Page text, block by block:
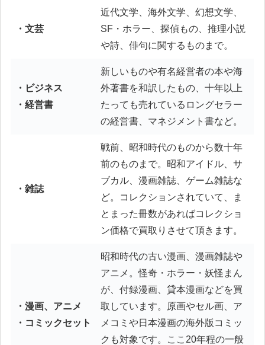
・文芸
近代文学、海外文学、幻想文学、
SF・ホラー、探偵もの、推理小説
や詩、俳句に関するものまで。
・ビジネス
・経営書
新しいものや有名経営者の本や海
外著書を和訳したもの、十年以上
たっても売れているロングセラー
の経営書、マネジメント書など。
・雑誌
戦前、昭和時代のものから数十年
前のものまで。昭和アイドル、サ
ブカル、漫画雑誌、ゲーム雑誌な
ど。コレクションされていて、ま
とまった冊数があればコレクショ
ン価格で買取りさせて頂きます。
・漫画、アニメ
・コミックセット
昭和時代の古い漫画、漫画雑誌や
アニメ。怪奇・ホラー・妖怪まん
が、付録漫画、貸本漫画などを買
取しています。原画やセル画、ア
メコミや日本漫画の海外版コミッ
クも対象です。ここ20年程の一般